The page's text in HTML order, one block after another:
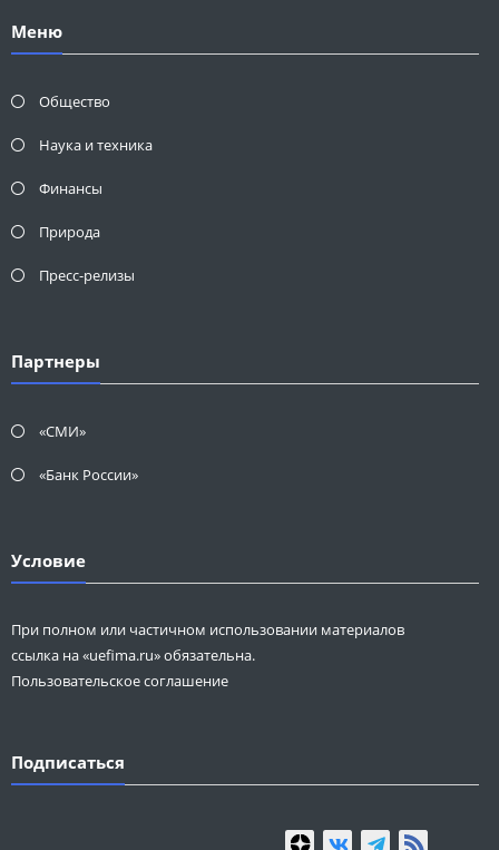
Меню
Общество
Наука и техника
Финансы
Природа
Пресс-релизы
Партнеры
«СМИ»
«Банк России»
Условие
При полном или частичном использовании материалов
ссылка на «uefima.ru» обязательна.
Пользовательское соглашение
Подписаться